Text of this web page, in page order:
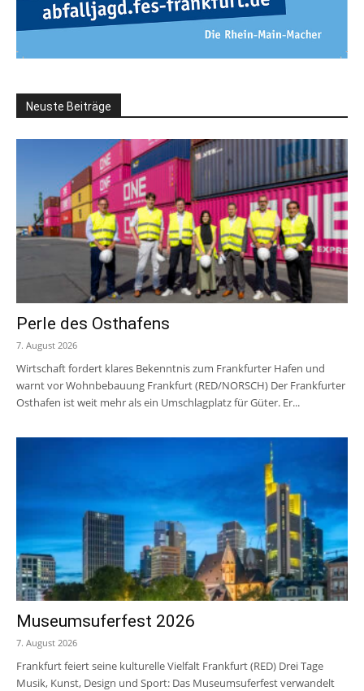
Neuste Beiträge
Perle des Osthafens
7. August 2026
Wirtschaft fordert klares Bekenntnis zum Frankfurter Hafen und
warnt vor Wohnbebauung Frankfurt (RED/NORSCH) Der Frankfurter
Osthafen ist weit mehr als ein Umschlagplatz für Güter. Er...
Museumsuferfest 2026
7. August 2026
Frankfurt feiert seine kulturelle Vielfalt Frankfurt (RED) Drei Tage
Musik, Kunst, Design und Sport: Das Museumsuferfest verwandelt